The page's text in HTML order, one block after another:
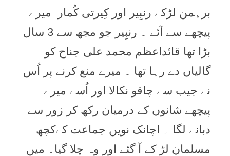
برہمن لڑکے رنبِیر اور کِیرتی کُمار میرے
پیچھے سے آئے ۔ رنبِیر جو مجھ سے 3 سال
بڑا تھا قائداعظم محمد علی جناح کو
گالیاں دے رہا تھا ۔ میرے منع کرنے پر اُس
نے جیب سے چاقو نکالا اور اُسے میرے
پیچھے شانوں کے درمیان رکھ کر زور سے
دبانے لگا ۔ اچانک نویں جماعت کےکچھ
مسلمان لڑ کے آ گئے اور وہ چلا گیا۔ میں